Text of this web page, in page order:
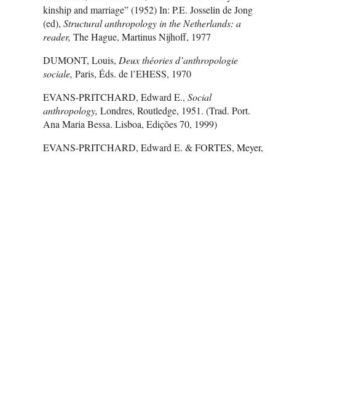
kinship and marriage” (1952) In: P.E. Josselin de Jong
(ed), Structural anthropology in the Netherlands: a
reader, The Hague, Martinus Nijhoff, 1977
DUMONT, Louis, Deux théories d’anthropologie
sociale, Paris, Éds. de l’EHESS, 1970
EVANS-PRITCHARD, Edward E., Social
anthropology, Londres, Routledge, 1951. (Trad. Port.
Ana Maria Bessa. Lisboa, Edições 70, 1999)
EVANS-PRITCHARD, Edward E. & FORTES, Meyer,